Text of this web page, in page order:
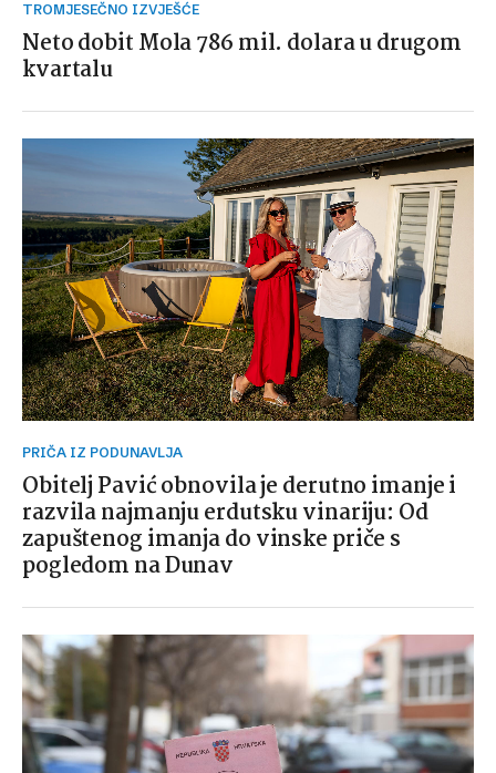
TROMJESEČNO IZVJEŠĆE
Neto dobit Mola 786 mil. dolara u drugom
kvartalu
PRIČA IZ PODUNAVLJA
Obitelj Pavić obnovila je derutno imanje i
razvila najmanju erdutsku vinariju: Od
zapuštenog imanja do vinske priče s
pogledom na Dunav